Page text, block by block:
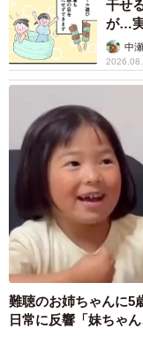
干せ
が…
中
難聴のお姉ちゃんに
日常に反響「妹ちゃ